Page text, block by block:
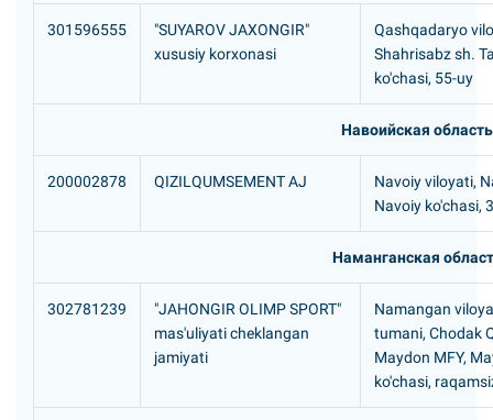
301596555
"SUYAROV JAXONGIR"
xususiy korxonasi
Qashqadaryo
Shahrisabz sh.
ko'chasi, 55-uy
Навоийская область
200002878 QIZILQUMSEMENT AJ
Navoiy viloyati,
Navoiy ko'chasi,
Наманганская
302781239
"JAHONGIR OLIMP SPORT"
mas'uliyati cheklangan
jamiyati
Namangan
tumani, Chodak
Maydon MFY,
ko'chasi,